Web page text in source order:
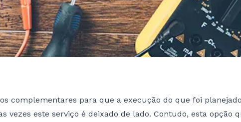
complementares para que a execução do que foi
este serviço é deixado de lado. Contudo, esta opção